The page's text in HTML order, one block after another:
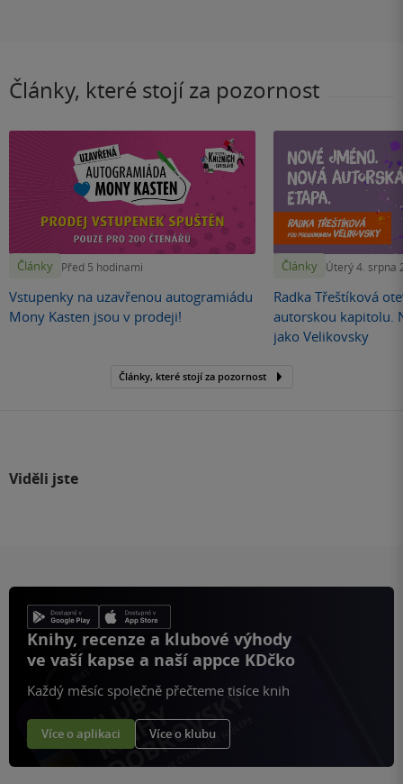
Články, které stojí za pozornost
Články Před 5 hodinami
Vstupenky na uzavřenou autogramiádu
Mony Kasten jsou v prodeji!
Články Úterý 4. srpna
Radka Třeštíková
autorskou kapitolu.
jako Velikovsky
Články, které stojí za pozornost
Viděli jste
Knihy, recenze a klubové výhody
ve vaší kapse a naší appce KDčko
Každý měsíc společně přečteme tisíce knih
Více o aplikaci Více o klubu